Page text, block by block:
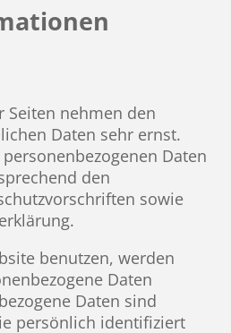
Seiten nehmen den
Daten sehr ernst.
Daten
den
sowie
benutzen, werden
Daten
Daten sind
persönlich identifiziert